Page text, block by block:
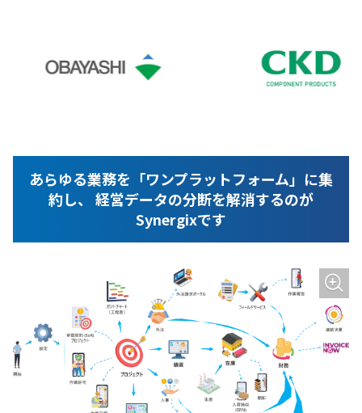
あらゆる業務を「ワンプラットフォーム」に集
約し、
経営データの分断を解消するのが
Synergixです